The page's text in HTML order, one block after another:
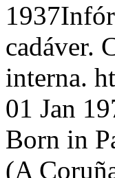
cadáver.
interna.
01 Jan
Born in
(A